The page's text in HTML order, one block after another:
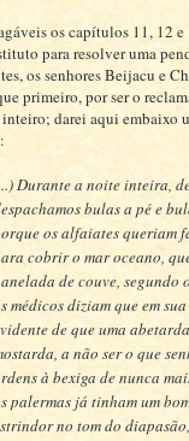
os capítulos 11, 12
para resolver uma
os senhores Beijacu e
primeiro, por ser o
darei aqui embaixo
Durante a noite inteira,
bulas a pé e
os alfaiates queriam
cobrir o mar oceano,
de couve,
médicos diziam que em
de que uma
a não ser o que
à bexiga de nunca
palermas já tinham um
no tom do